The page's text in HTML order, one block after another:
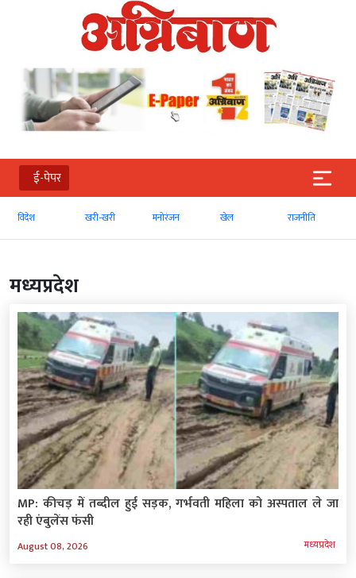
ई-पेपर
खरी-खरी मनोरंजन खेल राजनीति व्‍यापार
मध्‍यप्रदेश
MP: कीचड़ में तब्दील हुई सड़क, गर्भवती महिला को अस्पताल ले जा
रही एंबुलेंस फंसी
August 08, 2026 मध्‍यप्रदेश